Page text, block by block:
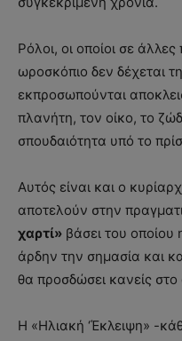
Ρόλοι, οι οποίοι σε
ωροσκόπιο δεν δέχεται
εκπροσωπούνται
πλανήτη, τον οίκο, το
σπουδαιότητα υπό το
Αυτός είναι και ο
αποτελούν στην
χαρτί» βάσει του οποίου
άρδην την σημασία και
θα προσδώσει κανείς
Η «Ηλιακή ‘Έκλειψη» -